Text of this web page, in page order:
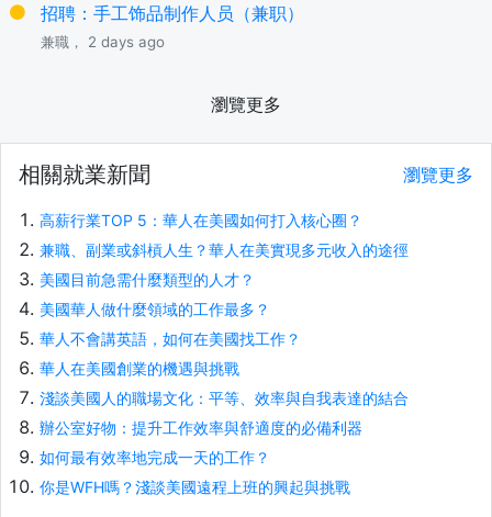
招聘：手工饰品制作人员（兼职）
兼職， 2 days ago
瀏覽更多
相關就業新聞 瀏覽更多
高薪行業TOP 5：華人在美國如何打入核心圈？
兼職、副業或斜槓人生？華人在美實現多元收入的途徑
美國目前急需什麼類型的人才？
美國華人做什麼領域的工作最多？
華人不會講英語，如何在美國找工作？
華人在美國創業的機遇與挑戰
淺談美國人的職場文化：平等、效率與自我表達的結合
辦公室好物：提升工作效率與舒適度的必備利器
如何最有效率地完成一天的工作？
你是WFH嗎？淺談美國遠程上班的興起與挑戰